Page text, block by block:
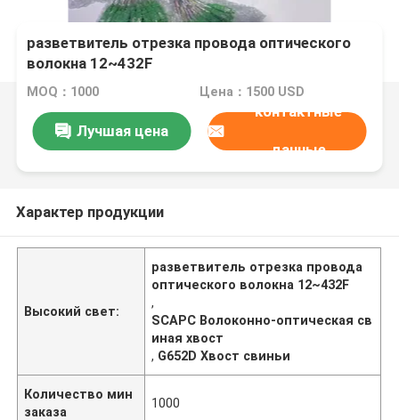
разветвитель отрезка провода оптического
волокна 12~432F
MOQ：1000 Цена：1500 USD
Лучшая цена
контактные
данные
Характер продукции
Высокий свет:
разветвитель отрезка провода
оптического волокна 12~432F
,
SCAPC Волоконно-оптическая св
иная хвост
, G652D Хвост свиньи
Количество мин
заказа
1000